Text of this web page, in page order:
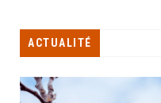
ACTUALITÉ